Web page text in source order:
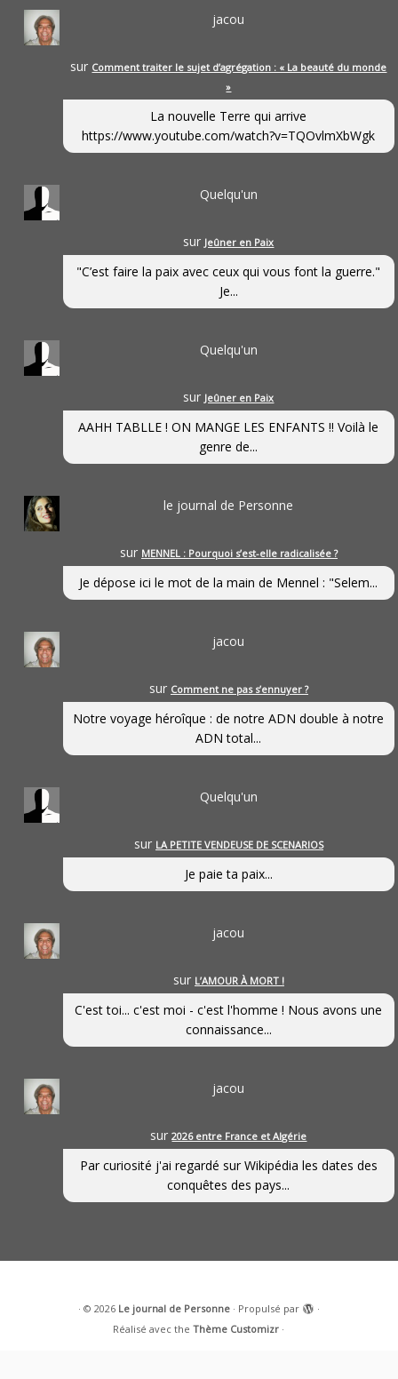
jacou
sur Comment traiter le sujet d’agrégation : « La beauté du monde
»
La nouvelle Terre qui arrive
https://www.youtube.com/watch?v=TQOvlmXbWgk
Quelqu'un
sur Jeûner en Paix
"C’est faire la paix avec ceux qui vous font la guerre."
Je...
Quelqu'un
sur Jeûner en Paix
AAHH TABLLE ! ON MANGE LES ENFANTS !! Voilà le
genre de...
le journal de Personne
sur MENNEL : Pourquoi s’est-elle radicalisée ?
Je dépose ici le mot de la main de Mennel : "Selem...
jacou
sur Comment ne pas s’ennuyer ?
Notre voyage héroîque : de notre ADN double à notre
ADN total...
Quelqu'un
sur LA PETITE VENDEUSE DE SCENARIOS
Je paie ta paix...
jacou
sur L’AMOUR À MORT !
C'est toi... c'est moi - c'est l'homme ! Nous avons une
connaissance...
jacou
sur2026 entre France et Algérie
Par curiosité j'ai regardé sur Wikipédia les dates des
conquêtes des pays...
· © 2026 Le journal de Personne· Propulsé par
·
Réalisé avec theThème Customizr ·